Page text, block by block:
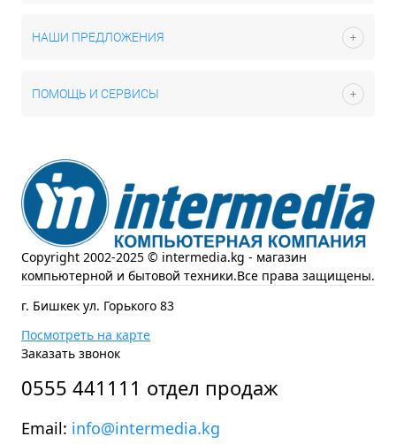
НАШИ ПРЕДЛОЖЕНИЯ
ПОМОЩЬ И СЕРВИСЫ
Copyright 2002-2025 © intermedia.kg - магазин
компьютерной и бытовой техники.Все права защищены.
г. Бишкек ул. Горького 83
Посмотреть на карте
Заказать звонок
0555 441111 отдел продаж
Email: info@intermedia.kg